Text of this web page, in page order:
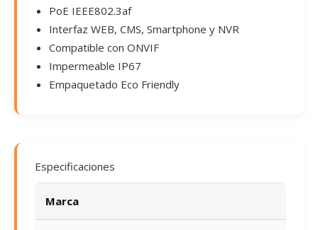
PoE IEEE802.3af
Interfaz WEB, CMS, Smartphone y NVR
Compatible con ONVIF
Impermeable IP67
Empaquetado Eco Friendly
Especificaciones
Marca